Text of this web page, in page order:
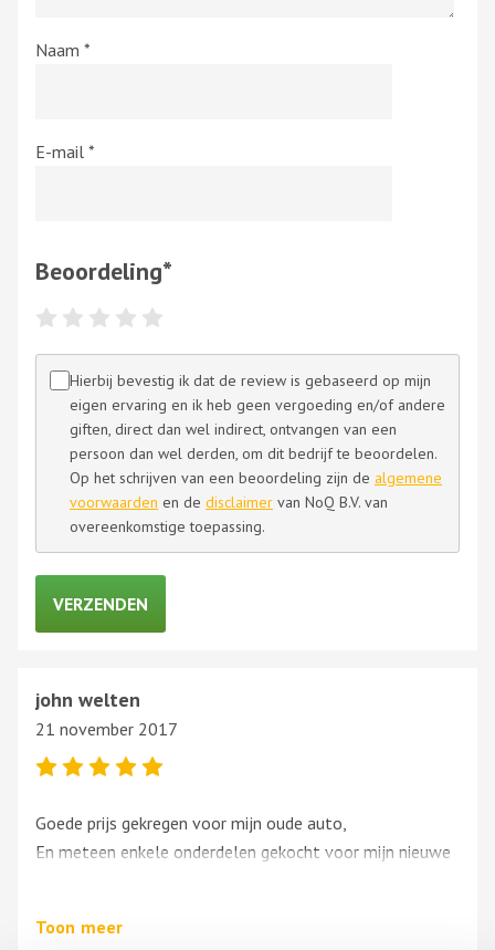
Naam *
E-mail *
Beoordeling*
Hierbij bevestig ik dat de review is gebaseerd op mijn
eigen ervaring en ik heb geen vergoeding en/of andere
giften, direct dan wel indirect, ontvangen van een
persoon dan wel derden, om dit bedrijf te beoordelen.
Op het schrijven van een beoordeling zijn de algemene
voorwaarden en de disclaimer van NoQ B.V. van
overeenkomstige toepassing.
john welten
21 november 2017
Goede prijs gekregen voor mijn oude auto,
En meteen enkele onderdelen gekocht voor mijn nieuwe
Toon meer